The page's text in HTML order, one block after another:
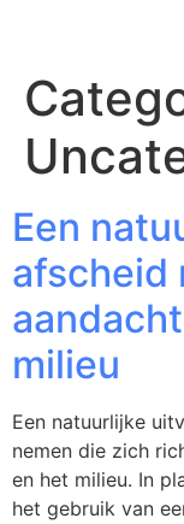
Een
afscheid
milieu
Een natuurlijke
nemen die zich
en het milieu. In
het gebruik van